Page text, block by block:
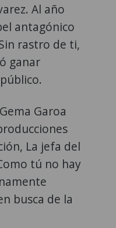
Al año
antagónico
rastro de ti,
ganar
Garoa
La jefa del
tú no hay
busca de la